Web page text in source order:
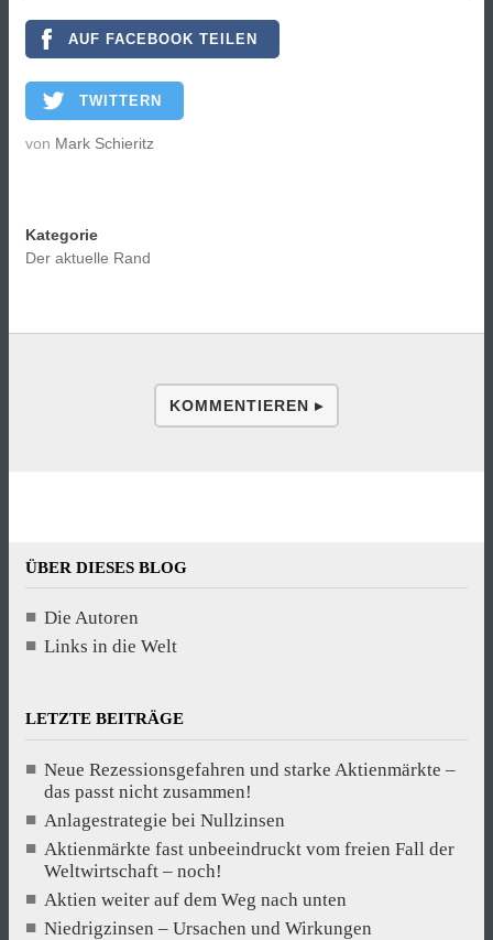
AUF FACEBOOK TEILEN
TWITTERN
von Mark Schieritz
Kategorie
Der aktuelle Rand
KOMMENTIEREN ▸
ÜBER DIESES BLOG
Die Autoren
Links in die Welt
LETZTE BEITRÄGE
Neue Rezessionsgefahren und starke Aktienmärkte –
das passt nicht zusammen!
Anlagestrategie bei Nullzinsen
Aktienmärkte fast unbeeindruckt vom freien Fall der
Weltwirtschaft – noch!
Aktien weiter auf dem Weg nach unten
Niedrigzinsen – Ursachen und Wirkungen